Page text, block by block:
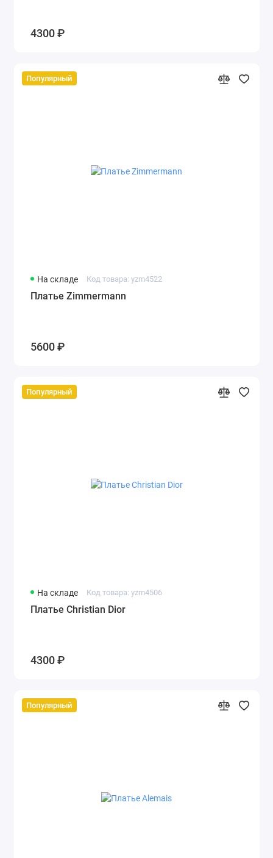
4300 ₽
Популярный
На складе Код товара: yzm4522
Платье Zimmermann
5600 ₽
Популярный
На складе Код товара: yzm4506
Платье Christian Dior
4300 ₽
Популярный